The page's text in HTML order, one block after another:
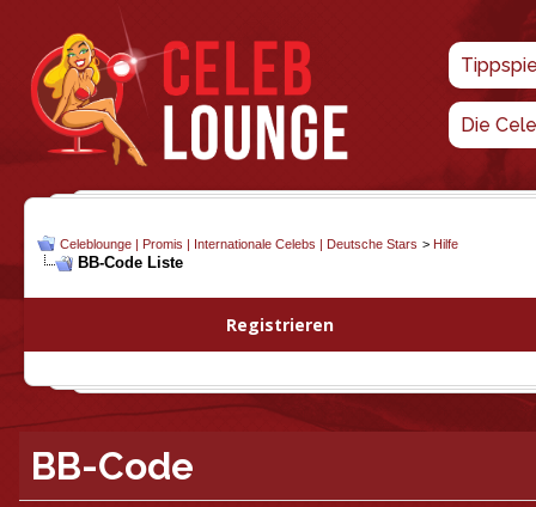
Die
Celeblounge | Promis | Internationale Celebs | Deutsche Stars > Hilfe
BB-Code Liste
Registrieren
BB-Code